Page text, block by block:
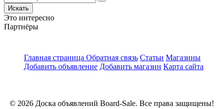
Искать
Это интересно
Партнёры
Главная страница Обратная связь Статьи Магазины
Добавить объявление Добавить магазин Карта сайта
© 2026 Доска объявлений Board-Sale. Все права защищены!